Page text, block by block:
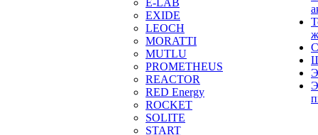
E-LAB
EXIDE
LEOCH
MORATTI
MUTLU
PROMETHEUS
REACTOR
RED Energy
ROCKET
SOLITE
START